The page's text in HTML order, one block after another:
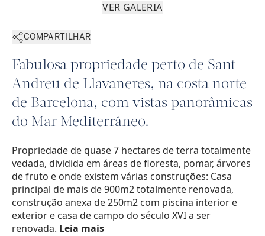
VER GALERIA
COMPARTILHAR
Fabulosa propriedade perto de Sant
Andreu de Llavaneres, na costa norte
de Barcelona, com vistas panorâmicas
do Mar Mediterrâneo.
Propriedade de quase 7 hectares de terra totalmente
vedada, dividida em áreas de floresta, pomar, árvores
de fruto e onde existem várias construções: Casa
principal de mais de 900m2 totalmente renovada,
construção anexa de 250m2 com piscina interior e
exterior e casa de campo do século XVI a ser
renovada. Leia mais